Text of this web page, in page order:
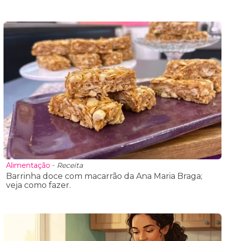
Alimentação - Receita
Barrinha doce com macarrão da Ana Maria Braga;
veja como fazer.